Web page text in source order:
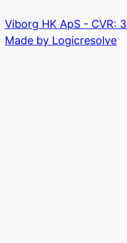
Viborg HK ApS - CVR:
Made by Logicresolve